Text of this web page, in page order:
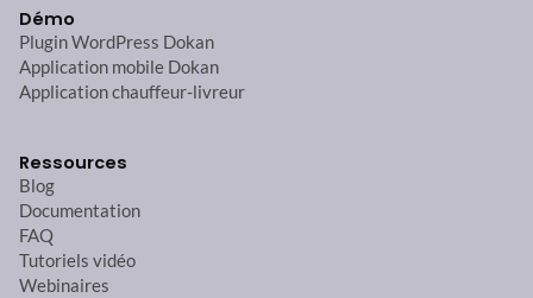
Démo
Plugin WordPress Dokan
Application mobile Dokan
Application chauffeur-livreur
Ressources
Blog
Documentation
FAQ
Tutoriels vidéo
Webinaires